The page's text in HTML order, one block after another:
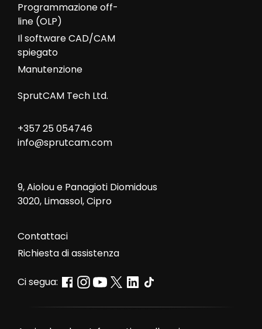
Programmazione off-
line (OLP)
Il software CAD/CAM
spiegato
Manutenzione
SprutCAM Tech Ltd.
+357 25 054746
info@sprutcam.com
9, Aiolou e Panagioti Diomidous
3020, Limassol, Cipro
Contattaci
Richiesta di assistenza
Ci segua: